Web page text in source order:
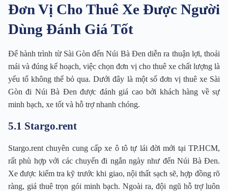
Đơn Vị Cho Thuê Xe Được Người
Dùng Đánh Giá Tốt
Để hành trình từ Sài Gòn đến Núi Bà Đen diễn ra thuận lợi, thoải
mái và đúng kế hoạch, việc chọn đơn vị cho thuê xe chất lượng là
yếu tố không thể bỏ qua. Dưới đây là một số đơn vị thuê xe Sài
Gòn đi Núi Bà Đen được đánh giá cao bởi khách hàng về sự
minh bạch, xe tốt và hỗ trợ nhanh chóng.
5.1 Stargo.rent
Stargo.rent chuyên cung cấp xe ô tô tự lái đời mới tại TP.HCM,
rất phù hợp với các chuyến đi ngắn ngày như đến Núi Bà Đen.
Xe được kiểm tra kỹ trước khi giao, nội thất sạch sẽ, hợp đồng rõ
ràng, giá thuê trọn gói minh bạch. Ngoài ra, đội ngũ hỗ trợ luôn